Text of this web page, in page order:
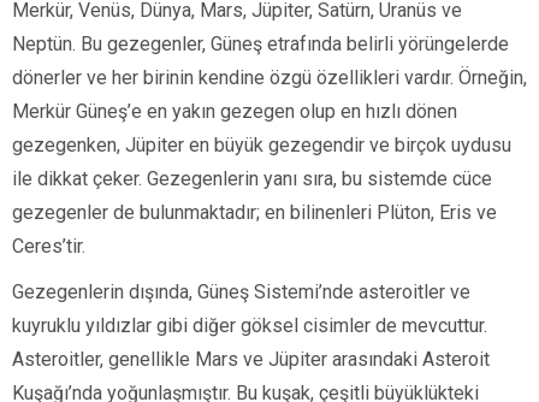
Merkür, Venüs, Dünya, Mars, Jüpiter, Satürn, Uranüs ve
Neptün. Bu gezegenler, Güneş etrafında belirli yörüngelerde
dönerler ve her birinin kendine özgü özellikleri vardır. Örneğin,
Merkür Güneş’e en yakın gezegen olup en hızlı dönen
gezegenken, Jüpiter en büyük gezegendir ve birçok uydusu
ile dikkat çeker. Gezegenlerin yanı sıra, bu sistemde cüce
gezegenler de bulunmaktadır; en bilinenleri Plüton, Eris ve
Ceres’tir.
Gezegenlerin dışında, Güneş Sistemi’nde asteroitler ve
kuyruklu yıldızlar gibi diğer göksel cisimler de mevcuttur.
Asteroitler, genellikle Mars ve Jüpiter arasındaki Asteroit
Kuşağı’nda yoğunlaşmıştır. Bu kuşak, çeşitli büyüklükteki